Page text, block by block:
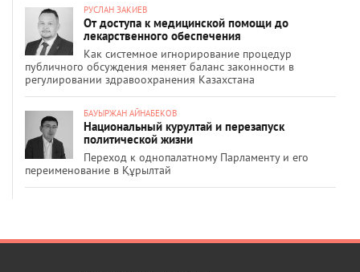
РУСЛАН ЗАКИЕВ
От доступа к медицинской помощи до
лекарственного обеспечения
Как системное игнорирование процедур
публичного обсуждения меняет баланс законности в
регулировании здравоохранения Казахстана
БАУЫРЖАН АЙНАБЕКОВ
Национальный курултай и перезапуск
политической жизни
Переход к однопалатному Парламенту и его
переименование в Құрылтай